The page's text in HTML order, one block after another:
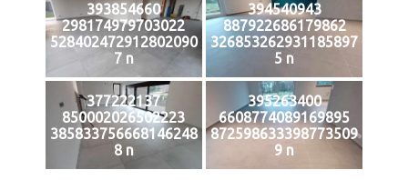
393854660
298174979703022
528402472912802090
7 n
394540943
887922686179862
326853262931185897
5 n
377222137
850002026502223
385833756668146248
8 n
395263400
6608774089169895
872598633398773509
9 n